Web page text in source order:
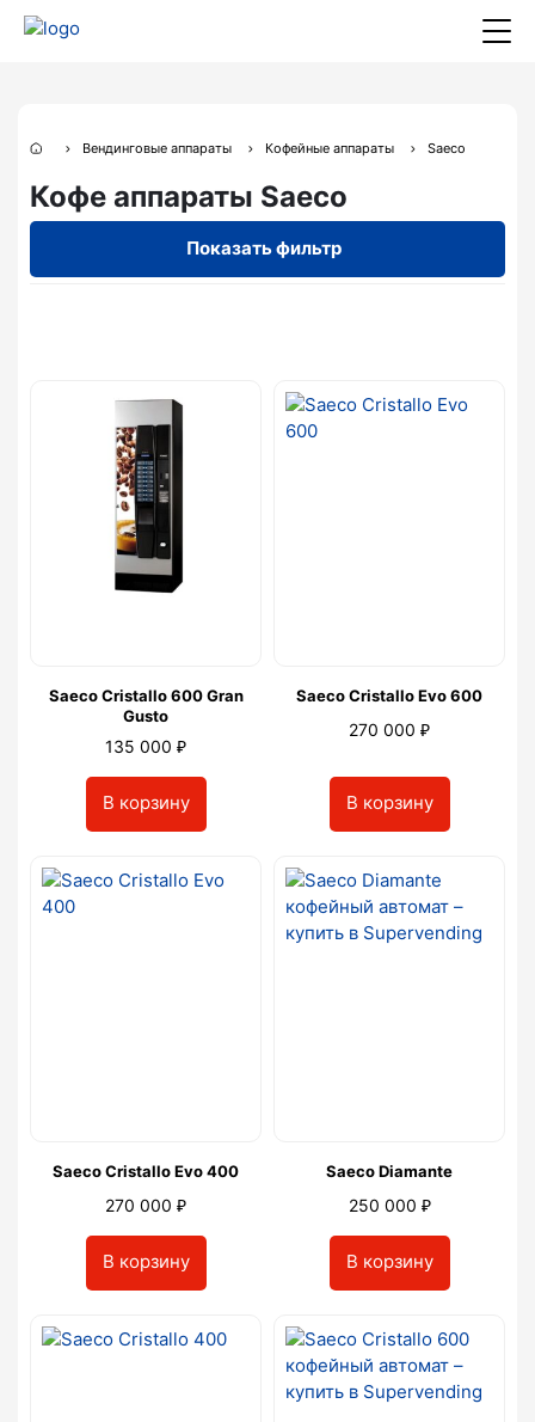
Вендинговые аппараты Кофейные аппараты Saeco
Кофе аппараты Saeco
Показать фильтр
Saeco Cristallo 600 Gran
Gusto
135 000 ₽
В корзину
Saeco Cristallo Evo 600
270 000 ₽
В корзину
Saeco Cristallo Evo 400
270 000 ₽
В корзину
Saeco Diamante
250 000 ₽
В корзину